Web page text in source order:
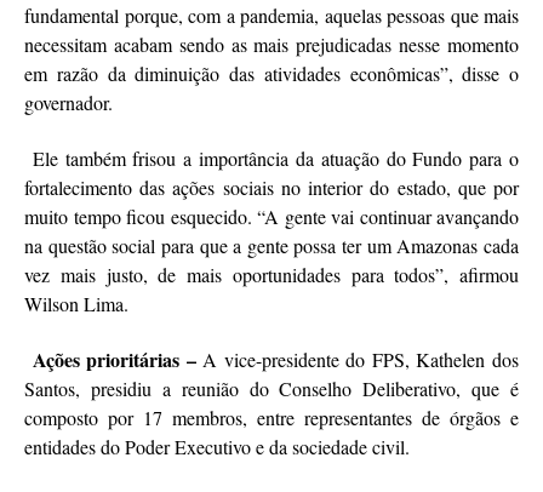
fundamental porque, com a pandemia, aquelas pessoas que mais
necessitam acabam sendo as mais prejudicadas nesse momento
em razão da diminuição das atividades econômicas”, disse o
governador.
Ele também frisou a importância da atuação do Fundo para o
fortalecimento das ações sociais no interior do estado, que por
muito tempo ficou esquecido. “A gente vai continuar avançando
na questão social para que a gente possa ter um Amazonas cada
vez mais justo, de mais oportunidades para todos”, afirmou
Wilson Lima.
Ações prioritárias –A vice-presidente do FPS, Kathelen dos
Santos, presidiu a reunião do Conselho Deliberativo, que é
composto por 17 membros, entre representantes de órgãos e
entidades do Poder Executivo e da sociedade civil.